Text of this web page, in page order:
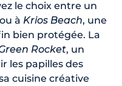
le choix entre un
ou à Krios Beach, une
bien protégée. La
Rocket, un
les papilles des
cuisine créative